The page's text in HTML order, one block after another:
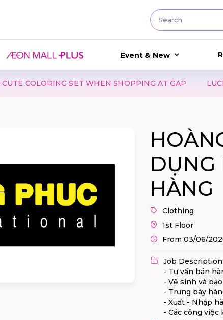
Event & New
SET WHEN SHOPPING AT GAP LUCKY DAY
DỤNG
HÀNG
Clothing
1st Floor
From 03/06/
Job Description
- Tư vấn bán
- Vệ sinh và
- Trưng bày
- Xuất - Nhập
- Các công